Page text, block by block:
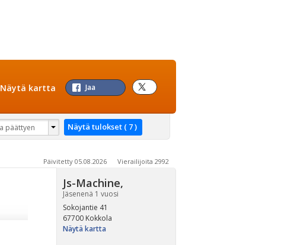
Näytä kartta Jaa
Päivitetty 05.08.2026 Vierailijoita 2992
Js-Machine,
Jäsenenä 1 vuosi
Sokojantie 41
67700 Kokkola
Näytä kartta